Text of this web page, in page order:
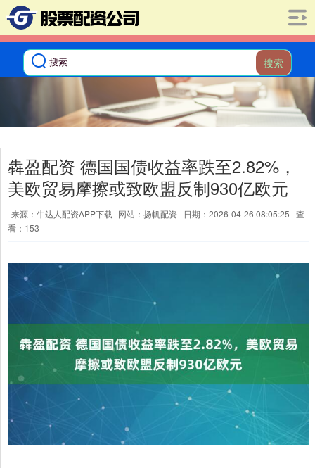
搜索
犇盈配资 德国国债收益率跌至2.82%，
美欧贸易摩擦或致欧盟反制930亿欧元
来源：牛达人配资APP下载 网站：扬帆配资 日期：2026-04-26 08:05:25 查
看：153